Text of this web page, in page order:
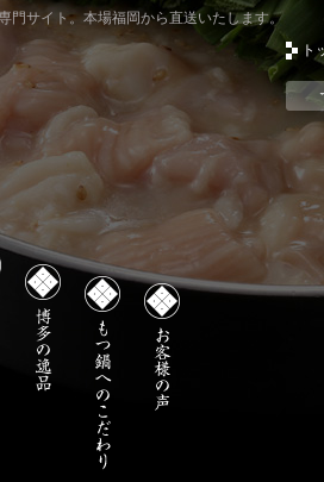
門サイト。本場福岡から直送いたします。
ト